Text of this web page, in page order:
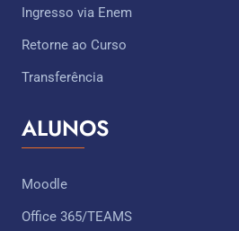
Ingresso via Enem
Retorne ao Curso
Transferência
ALUNOS
Moodle
Office 365/TEAMS